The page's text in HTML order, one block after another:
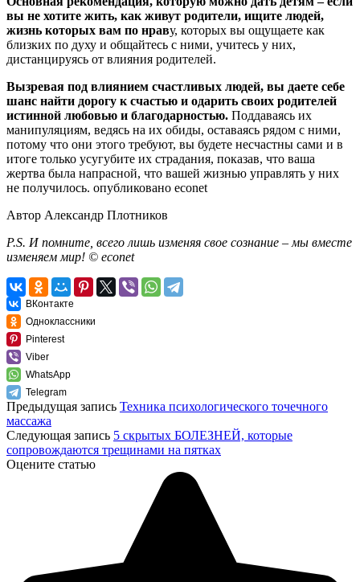
вы не хотите жить, как живут родители, ищите людей,
жизнь которых вам по нраву, которых вы ощущаете как
близких по духу и общайтесь с ними, учитесь у них,
дистанцируясь от влияния родителей.
Вызревая под влиянием счастливых людей, вы даете себе
шанс найти дорогу к счастью и одарить своих родителей
истинной любовью и благодарностью. Поддаваясь их
манипуляциям, ведясь на их обиды, оставаясь рядом с ними,
потому что они этого требуют, вы будете несчастны сами и в
итоге только усугубите их страдания, показав, что ваша
жертва была напрасной, что вашей жизнью управлять у них
не получилось. опубликовано econet
Автор Александр Плотников
P.S. И помните, всего лишь изменяя свое сознание – мы вместе
изменяем мир! © econet
ВКонтакте
Одноклассники
Pinterest
Viber
WhatsApp
Telegram
Предыдущая запись Техника психологического точечного
массажа
Следующая запись 5 скрытых БОЛЕЗНЕЙ, которые
сопровождаются трещинами на пятках
Оцените статью